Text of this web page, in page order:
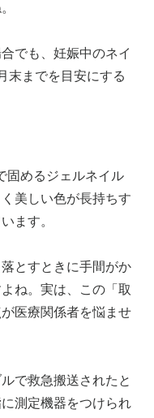
でも、妊娠中のネイ
末までを目安にする
固めるジェルネイル
美しい色が長持ちす
ます。
とすときに手間がか
ね。実は、この「取
医療関係者を悩ませ
で救急搬送されたと
測定機器をつけられ